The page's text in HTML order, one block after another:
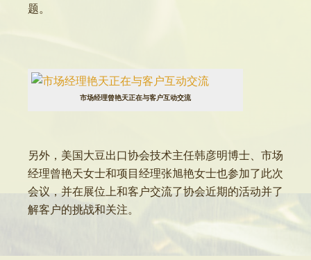
题。
市场经理曾艳天正在与客户互动交流
另外，美国大豆出口协会技术主任韩彦明博士、市场
经理曾艳天女士和项目经理张旭艳女士也参加了此次
会议，并在展位上和客户交流了协会近期的活动并了
解客户的挑战和关注。